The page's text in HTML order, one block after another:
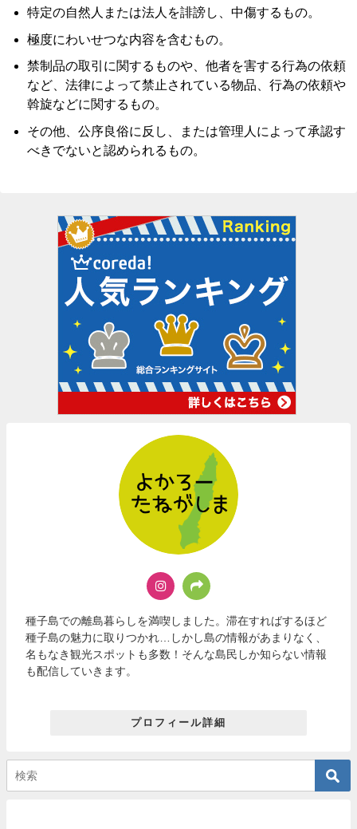
特定の自然人または法人を誹謗し、中傷するもの。
極度にわいせつな内容を含むもの。
禁制品の取引に関するものや、他者を害する行為の依頼
など、法律によって禁止されている物品、行為の依頼や
斡旋などに関するもの。
その他、公序良俗に反し、または管理人によって承認す
べきでないと認められるもの。
種子島での離島暮らしを満喫しました。滞在すればするほど
種子島の魅力に取りつかれ…しかし島の情報があまりなく、
名もなき観光スポットも多数！そんな島民しか知らない情報
も配信していきます。
プロフィール詳細